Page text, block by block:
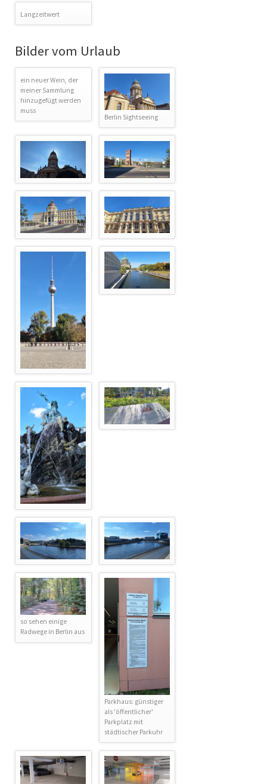
Langzeitwert
Bilder vom Urlaub
ein neuer Wein, der
meiner Sammlung
hinzugefügt werden
muss
Berlin Sightseeing
so sehen einige
Radwege in Berlin aus
Parkhaus: günstiger
als 'öffentlicher'
Parkplatz mit
städtischer Parkuhr